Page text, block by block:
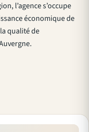
l’agence s’occupe
économique de
qualité de